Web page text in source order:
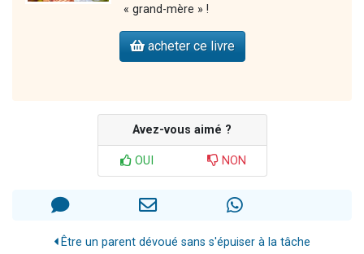
« grand-mère » !
acheter ce livre
Avez-vous aimé ?
OUI NON
Être un parent dévoué sans s'épuiser à la tâche